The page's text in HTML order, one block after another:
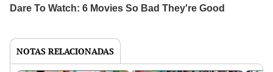
NOTAS RELACIONADAS